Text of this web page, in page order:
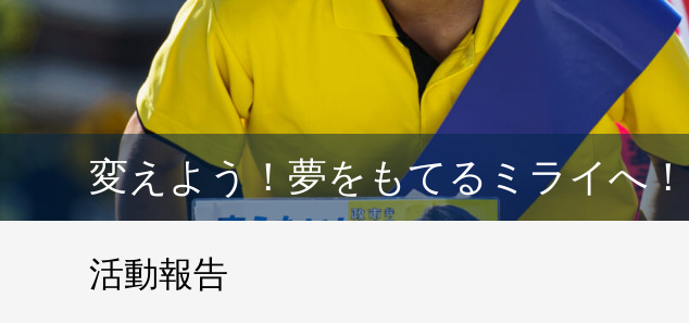
変えよう！夢をもてるミライへ！
活動報告